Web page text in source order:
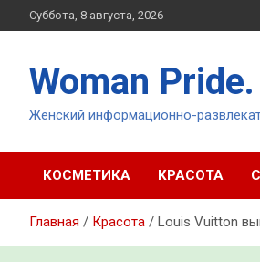
Перейти
к
Суббота, 8 августа, 2026
Woman Pride.
Женский информационно-
КОСМЕТИКА КРАСОТА
Главная Красота Louis Vuitton